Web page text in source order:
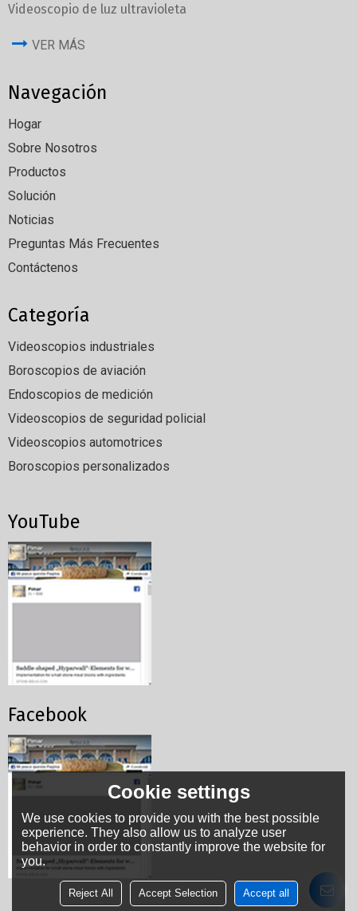
Videoscopio de luz ultravioleta
VER MÁS
Navegación
Hogar
Sobre Nosotros
Productos
Solución
Noticias
Preguntas Más Frecuentes
Contáctenos
Categoría
Videoscopios industriales
Boroscopios de aviación
Endoscopios de medición
Videoscopios de seguridad policial
Videoscopios automotrices
Boroscopios personalizados
YouTube
Facebook
Cookie settings
We use cookies to provide you with the best possible
experience. They also allow us to analyze user
behavior in order to constantly improve the website for
you.
Reject All Accept Selection Accept all